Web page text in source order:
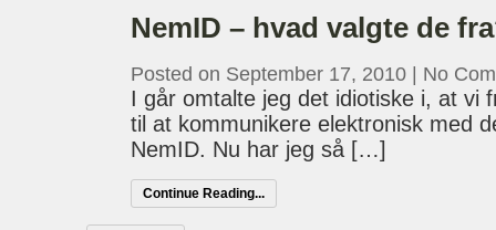
NemID – hvad valgte de
Posted on September 17, 2010 No
I går omtalte jeg det idiotiske i, at vi
til at kommunikere elektronisk med
NemID. Nu har jeg så […]
Continue Reading...